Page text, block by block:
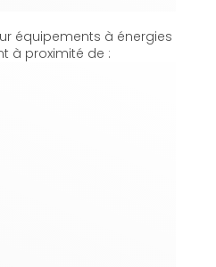
équipements à énergies
à proximité de :